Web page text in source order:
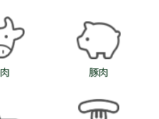
豚肉